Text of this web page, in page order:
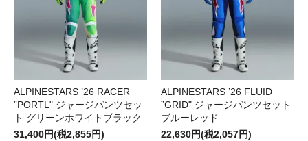
ALPINESTARS ’26 RACER
”PORTL" ジャージパンツセッ
ト グリーンホワイトブラック
31,400円(税2,855円)
ALPINESTARS ’26 FLUID
”GRID" ジャージパンツセット
ブルーレッド
22,630円(税2,057円)